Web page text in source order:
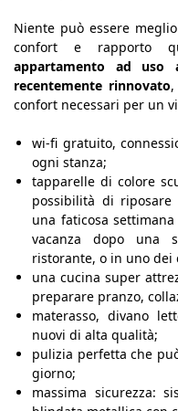
Niente può essere
confort e rapporto
appartamento ad uso
recentemente rinnovato
confort necessari per un
wi-fi gratuito,
ogni stanza;
tapparelle di colore
possibilità di
una faticosa
vacanza dopo una
ristorante, o in uno dei
una cucina super
preparare pranzo,
materasso, divano
nuovi di alta qualità;
pulizia perfetta che
giorno;
massima sicurezza: